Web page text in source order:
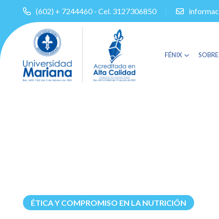
(602) + 7244460 - Cel. 3127306850
FÉNIX
ÉTICA Y COMPROMISO EN LA NUTRICIÓN